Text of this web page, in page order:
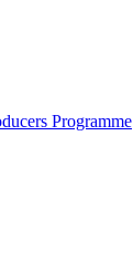
Pro­gram­me